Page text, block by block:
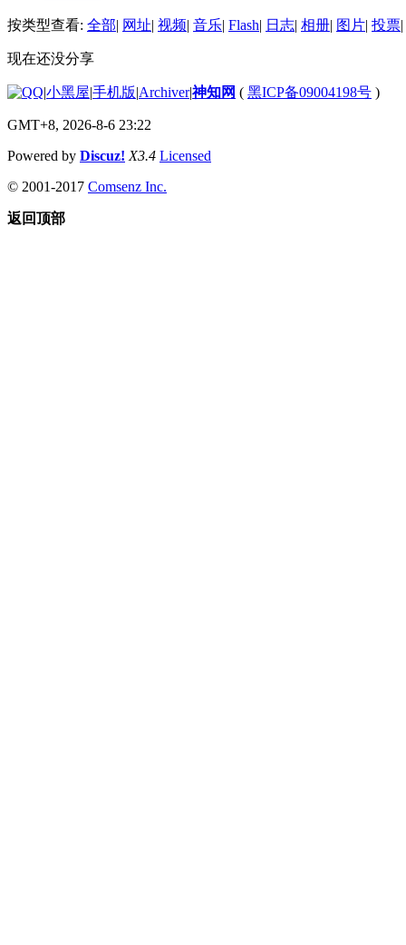
按类型查看: 全部| 网址| 视频| 音乐| Flash| 日志| 相册| 图片| 投票|
现在还没分享
|小黑屋|手机版|Archiver|神知网 ( 黑ICP备09004198号 )
GMT+8, 2026-8-6 23:22
Powered by Discuz! X3.4 Licensed
© 2001-2017 Comsenz Inc.
返回顶部